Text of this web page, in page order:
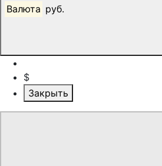
Валюта руб.
$
Закрыть